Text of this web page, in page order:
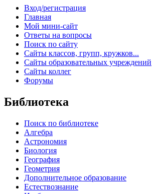
Вход/регистрация
Главная
Мой мини-сайт
Ответы на вопросы
Поиск по сайту
Сайты классов, групп, кружков...
Сайты образовательных учреждений
Сайты коллег
Форумы
Библиотека
Поиск по библиотеке
Алгебра
Астрономия
Биология
География
Геометрия
Дополнительное образование
Естествознание